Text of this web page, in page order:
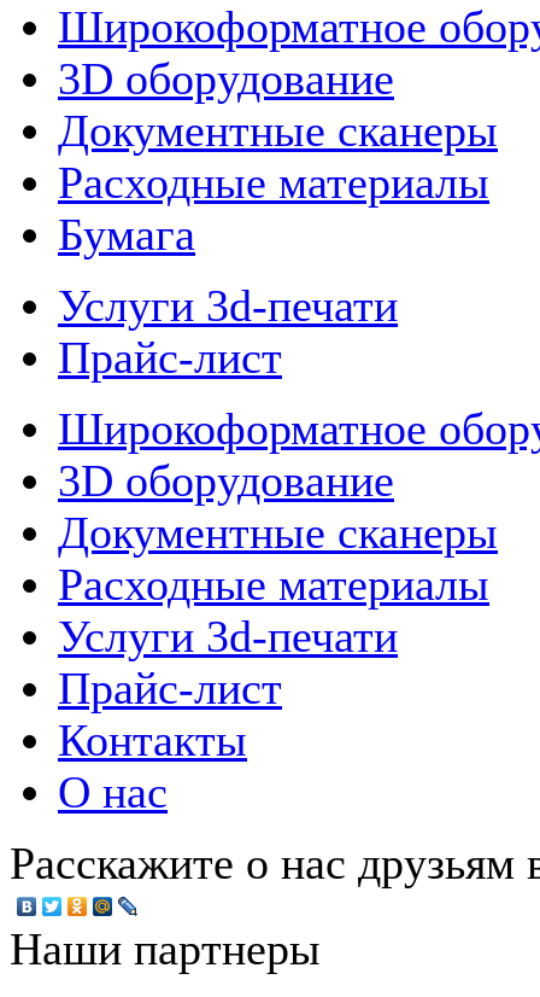
Широкоформатное
3D оборудование
Документные сканеры
Расходные материалы
Бумага
Услуги 3d-печати
Прайс-лист
Широкоформатное
3D оборудование
Документные сканеры
Расходные материалы
Услуги 3d-печати
Прайс-лист
Контакты
О нас
Расскажите о нас друзьям
Наши партнеры